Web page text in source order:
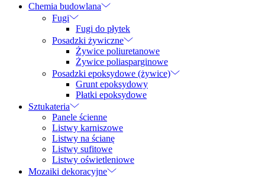
Chemia budowlana
Fugi
Fugi do płytek
Posadzki żywiczne
Żywice poliuretanowe
Żywice poliasparginowe
Posadzki epoksydowe (żywice)
Grunt epoksydowy
Płatki epoksydowe
Sztukateria
Panele ścienne
Listwy karniszowe
Listwy na ścianę
Listwy sufitowe
Listwy oświetleniowe
Mozaiki dekoracyjne